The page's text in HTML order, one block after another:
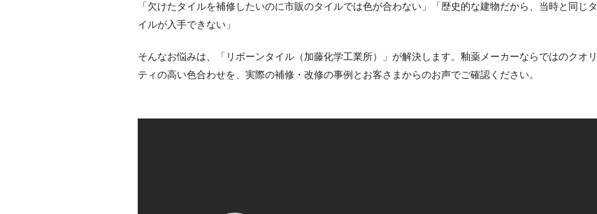
「欠けたタイルを補修したいのに市販のタイルでは色が合わない」「歴史的な建物だから、当時と同じタ
イルが入手できない」
そんなお悩みは、「リボーンタイル（加藤化学工業所）」が解決します。釉薬メーカーならではのクオリ
ティの高い色合わせを、実際の補修・改修の事例 と お客さまからのお声でご確認ください。